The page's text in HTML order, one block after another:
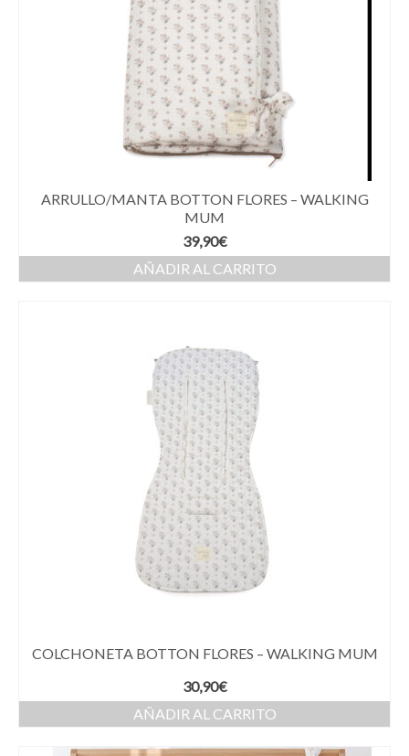
ARRULLO/MANTA BOTTON FLORES – WALKING
MUM
39,90€
AÑADIR AL CARRITO
COLCHONETA BOTTON FLORES – WALKING MUM
30,90€
AÑADIR AL CARRITO